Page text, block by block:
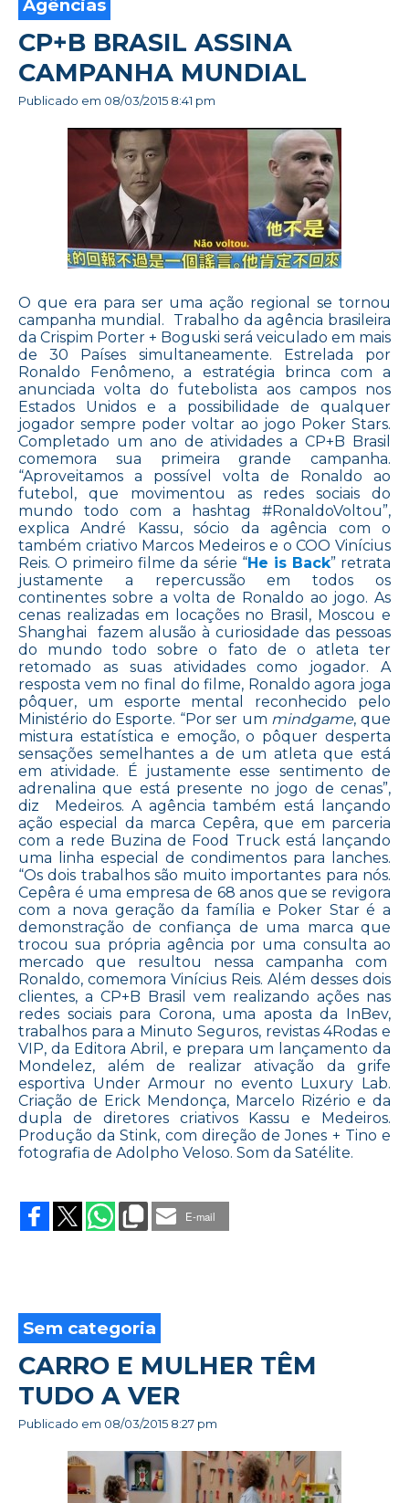
Agências
CP+B BRASIL ASSINA
CAMPANHA MUNDIAL
Publicado em 08/03/2015 8:41 pm
O que era para ser uma ação regional se tornou
campanha mundial. Trabalho da agência brasileira
da Crispim Porter + Boguski será veiculado em mais
de 30 Países simultaneamente. Estrelada por
Ronaldo Fenômeno, a estratégia brinca com a
anunciada volta do futebolista aos campos nos
Estados Unidos e a possibilidade de qualquer
jogador sempre poder voltar ao jogo Poker Stars.
Completado um ano de atividades a CP+B Brasil
comemora sua primeira grande campanha.
“Aproveitamos a possível volta de Ronaldo ao
futebol, que movimentou as redes sociais do
mundo todo com a hashtag #RonaldoVoltou”,
explica André Kassu, sócio da agência com o
também criativo Marcos Medeiros e o COO Vinícius
Reis. O primeiro filme da série “He is Back” retrata
justamente a repercussão em todos os
continentes sobre a volta de Ronaldo ao jogo. As
cenas realizadas em locações no Brasil, Moscou e
Shanghai fazem alusão à curiosidade das pessoas
do mundo todo sobre o fato de o atleta ter
retomado as suas atividades como jogador. A
resposta vem no final do filme, Ronaldo agora joga
pôquer, um esporte mental reconhecido pelo
Ministério do Esporte. “Por ser um mindgame, que
mistura estatística e emoção, o pôquer desperta
sensações semelhantes a de um atleta que está
em atividade. É justamente esse sentimento de
adrenalina que está presente no jogo de cenas”,
diz Medeiros. A agência também está lançando
ação especial da marca Cepêra, que em parceria
com a rede Buzina de Food Truck está lançando
uma linha especial de condimentos para lanches.
“Os dois trabalhos são muito importantes para nós.
Cepêra é uma empresa de 68 anos que se revigora
com a nova geração da família e Poker Star é a
demonstração de confiança de uma marca que
trocou sua própria agência por uma consulta ao
mercado que resultou nessa campanha com
Ronaldo, comemora Vinícius Reis. Além desses dois
clientes, a CP+B Brasil vem realizando ações nas
redes sociais para Corona, uma aposta da InBev,
trabalhos para a Minuto Seguros, revistas 4Rodas e
VIP, da Editora Abril, e prepara um lançamento da
Mondelez, além de realizar ativação da grife
esportiva Under Armour no evento Luxury Lab.
Criação de Erick Mendonça, Marcelo Rizério e da
dupla de diretores criativos Kassu e Medeiros.
Produção da Stink, com direção de Jones + Tino e
fotografia de Adolpho Veloso. Som da Satélite.
BRASIL
ASSINA
E-mail
Sem categoria
CARRO E MULHER TÊM
TUDO A VER
Publicado em 08/03/2015 8:27 pm